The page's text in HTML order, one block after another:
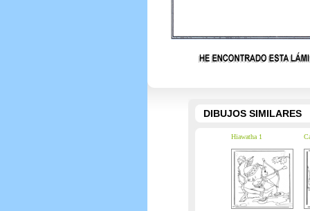
DIBUJOS SIMILARES
Hiawatha 1